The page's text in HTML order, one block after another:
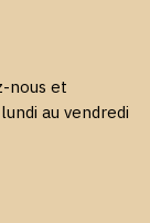
nous et
au vendredi